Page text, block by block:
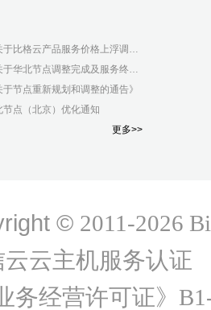
比格云产品服务价格上浮调整的公告》
华北节点调整完成及服务终止的正式通知》
于节点重新规划和调整的通告》
节点（北京）优化通知
更多>>
© 2011-2026
云主机服务认证
务经营许可证》